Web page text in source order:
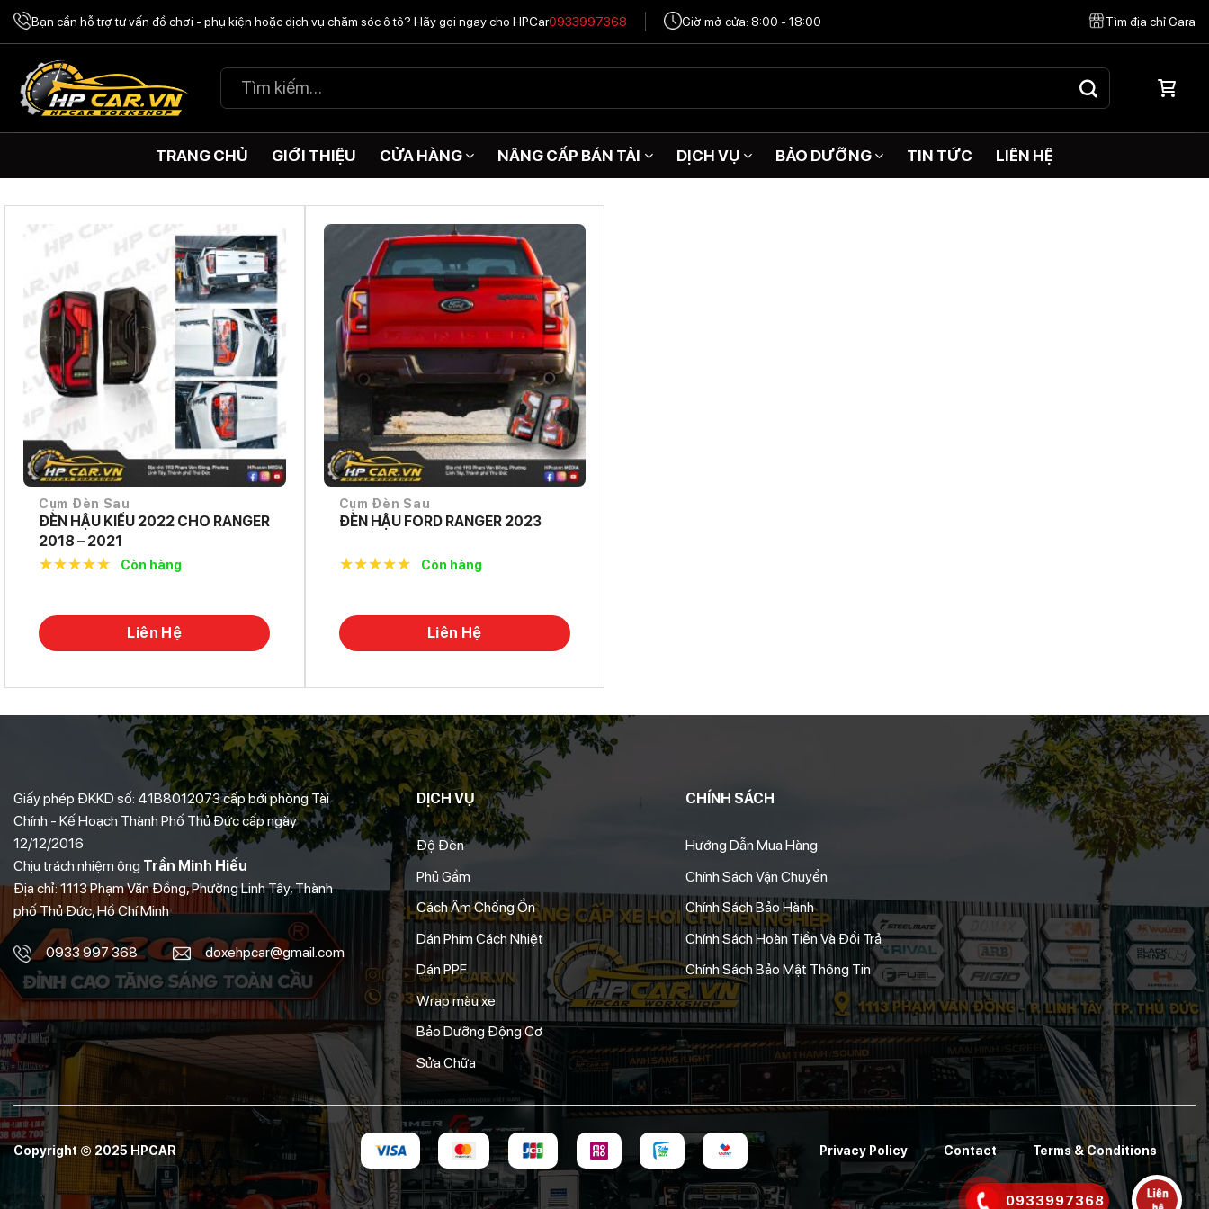
Chuyển
đến
dung
Bạn cần hỗ trợ tư vấn đồ chơi - phụ kiện hoặc dịch vụ chăm sóc ô tô? Hãy gọi ngay cho HPCar0933997368 Giờ mở cửa: 8:00 - 18:00 Tìm địa chỉ Gara
Tìm
kiếm:
TRANG CHỦ GIỚI THIỆU CỬA HÀNG NÂNG CẤP BÁN TẢI DỊCH VỤ BẢO DƯỠNG TIN TỨC LIÊN HỆ
Cụm Đèn Sau
ĐÈN HẬU KIỂU 2022 CHO RANGER
2018 – 2021
Còn hàng
Liên Hệ
Cụm Đèn Sau
ĐÈN HẬU FORD RANGER 2023
Còn hàng
Liên Hệ
Giấy phép ĐKKD số: 41B8012073 cấp bới phòng Tài
Chính - Kế Hoạch Thành Phố Thủ Đức cấp ngày
12/12/2016
Chịu trách nhiệm ông Trần Minh Hiếu
Địa chỉ: 1113 Phạm Văn Đồng, Phường Linh Tây, Thành
phố Thủ Đức, Hồ Chí Minh
0933 997 368 doxehpcar@gmail.com
DỊCH VỤ
Độ Đèn
Phủ Gầm
Cách Âm Chống Ồn
Dán Phim Cách Nhiệt
Dán PPF
Wrap màu xe
Bảo Dưỡng Động Cơ
Sửa Chữa
CHÍNH SÁCH
Hướng Dẫn Mua Hàng
Chính Sách Vận Chuyển
Chính Sách Bảo Hành
Chính Sách Hoàn Tiền Và Đổi Trả
Chính Sách Bảo Mật Thông Tin
Copyright © 2025 HPCAR Privacy Policy Contact Terms & Conditions
0933997368